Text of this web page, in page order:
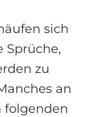
sich
Sprüche,
zu
an
folgenden